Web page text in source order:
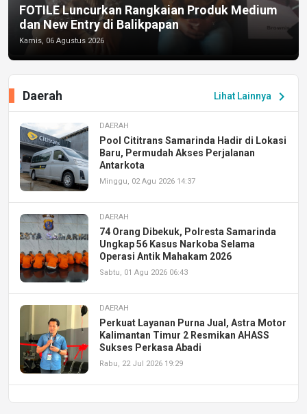
FOTILE Luncurkan Rangkaian Produk Medium
dan New Entry di Balikpapan
Kamis, 06 Agustus 2026
Lihat Lainnya chevron_right
Daerah
DAERAH
Pool Cititrans Samarinda Hadir di Lokasi
Baru, Permudah Akses Perjalanan
Antarkota
Minggu, 02 Agu 2026 14:37
DAERAH
74 Orang Dibekuk, Polresta Samarinda
Ungkap 56 Kasus Narkoba Selama
Operasi Antik Mahakam 2026
Sabtu, 01 Agu 2026 06:43
DAERAH
Perkuat Layanan Purna Jual, Astra Motor
Kalimantan Timur 2 Resmikan AHASS
Sukses Perkasa Abadi
Rabu, 22 Jul 2026 19:29